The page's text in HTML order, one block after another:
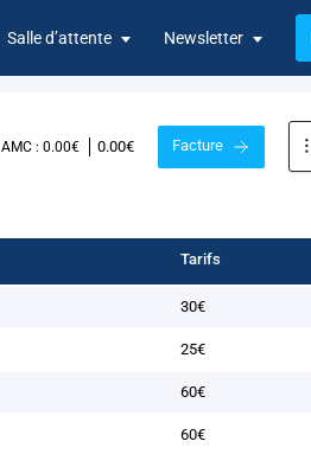
Salle d’attente Newsletter
AMC : 0.00€ 0.00€ Facture
Tarifs
30€
25€
60€
60€